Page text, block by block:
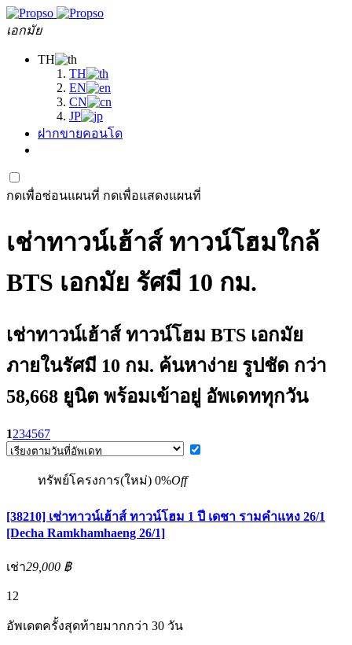
เอกมัย
TH
TH
EN
CN
JP
ฝากขายคอนโด
กดเพื่อซ่อนแผนที่ กดเพื่อแสดงแผนที่
เช่าทาวน์เฮ้าส์ ทาวน์โฮมใกล้
BTS เอกมัย รัศมี 10 กม.
เช่าทาวน์เฮ้าส์ ทาวน์โฮม BTS เอกมัย
ภายในรัศมี 10 กม. ค้นหาง่าย รูปชัด กว่า
58,668 ยูนิต พร้อมเข้าอยู่ อัพเดททุกวัน
1234567
ทรัพย์โครงการ(ใหม่) 0%Off
[38210] เช่าทาวน์เฮ้าส์ ทาวน์โฮม 1 ปี เดชา รามคำแหง 26/1
[Decha Ramkhamhaeng 26/1]
เช่า29,000 ฿
12
อัพเดตครั้งสุดท้ายมากกว่า 30 วัน